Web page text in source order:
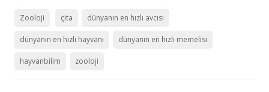
Zooloji çita dünyanın en hızlı avcısı
dünyanın en hızlı hayvanı dünyanın en hızlı memelisi
hayvanbilim zooloji